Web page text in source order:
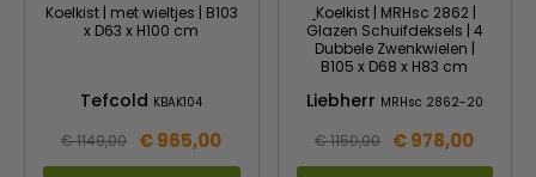
Koelkist | met wieltjes | B103
x D63 x H100 cm
Tefcold KBAK104
€ 1149,00 € 965,00
Koelkist | MRHsc 2862 |
Glazen Schuifdeksels | 4
Dubbele Zwenkwielen |
B105 x D68 x H83 cm
Liebherr MRHsc 2862-20
€ 1150,00 € 978,00